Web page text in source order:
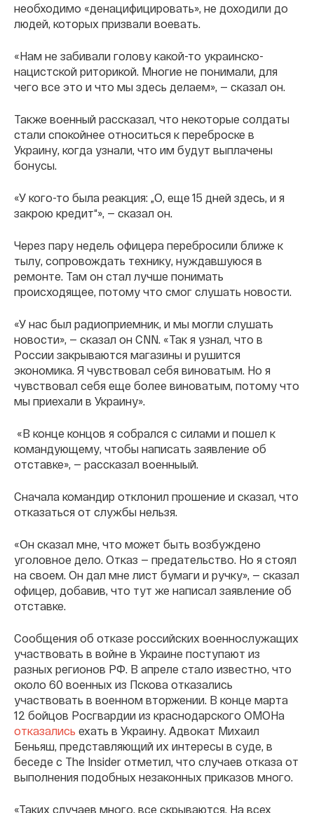
необходимо «денацифицировать», не доходили до
людей, которых призвали воевать.
«Нам не забивали голову какой-то украинско-
нацистской риторикой. Многие не понимали, для
чего все это и что мы здесь делаем», — сказал он.
Также военный рассказал, что некоторые солдаты
стали спокойнее относиться к переброске в
Украину, когда узнали, что им будут выплачены
бонусы.
«У кого-то была реакция: „О, еще 15 дней здесь, и я
закрою кредит“», — сказал он.
Через пару недель офицера перебросили ближе к
тылу, сопровождать технику, нуждавшуюся в
ремонте. Там он стал лучше понимать
происходящее, потому что смог слушать новости.
«У нас был радиоприемник, и мы могли слушать
новости», — сказал он CNN. «Так я узнал, что в
России закрываются магазины и рушится
экономика. Я чувствовал себя виноватым. Но я
чувствовал себя еще более виноватым, потому что
мы приехали в Украину».
«В конце концов я собрался с силами и пошел к
командующему, чтобы написать заявление об
отставке», — рассказал военныый.
Сначала командир отклонил прошение и сказал, что
отказаться от службы нельзя.
«Он сказал мне, что может быть возбуждено
уголовное дело. Отказ — предательство. Но я стоял
на своем. Он дал мне лист бумаги и ручку», — сказал
офицер, добавив, что тут же написал заявление об
отставке.
Сообщения об отказе российских военнослужащих
участвовать в войне в Украине поступают из
разных регионов РФ. В апреле стало известно, что
около 60 военных из Пскова отказались
участвовать в военном вторжении. В конце марта
12 бойцов Росгвардии из краснодарского ОМОНа
отказались ехать в Украину. Адвокат Михаил
Беньяш, представляющий их интересы в суде, в
беседе с The Insider отметил, что случаев отказа от
выполнения подобных незаконных приказов много.
«Таких случаев много, все скрываются. На всех